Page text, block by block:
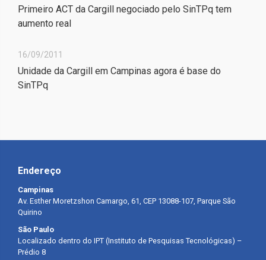
Primeiro ACT da Cargill negociado pelo SinTPq tem
aumento real
16/09/2011
Unidade da Cargill em Campinas agora é base do
SinTPq
Endereço
Campinas
Av. Esther Moretzshon Camargo, 61, CEP 13088-107, Parque São
Quirino
São Paulo
Localizado dentro do IPT (Instituto de Pesquisas Tecnológicas) –
Prédio 8